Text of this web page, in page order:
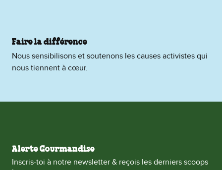
Faire la différence
Nous sensibilisons et soutenons les causes activistes qui
nous tiennent à cœur.
Alerte Gourmandise
Inscris-toi à notre newsletter & reçois les derniers scoops